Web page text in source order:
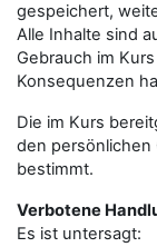
gespeichert,
Alle Inhalte sind
Gebrauch im
Konsequenzen
Die im Kurs
den persönlichen
bestimmt.
Verbotene
Es ist untersagt: